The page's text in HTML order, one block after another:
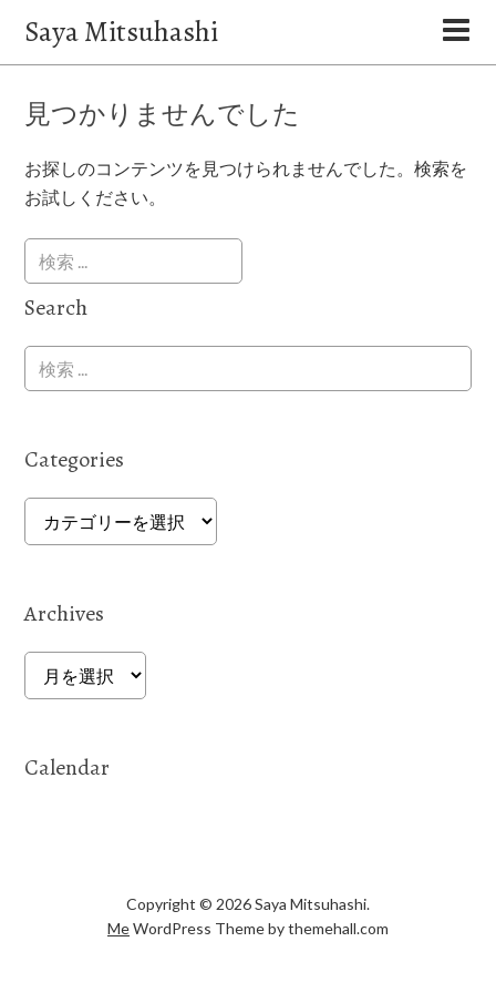
Saya Mitsuhashi
見つかりませんでした
お探しのコンテンツを見つけられませんでした。検索を
お試しください。
Search
Categories
Categories
Archives
Archives
Calendar
Copyright © 2026 Saya Mitsuhashi.
MeWordPress Theme by themehall.com